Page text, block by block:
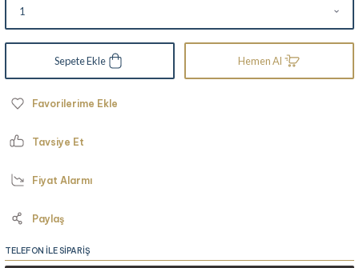
Sepete Ekle Hemen Al
Tavsiye Et
Fiyat Alarmı
Paylaş
TELEFON İLE SİPARİŞ